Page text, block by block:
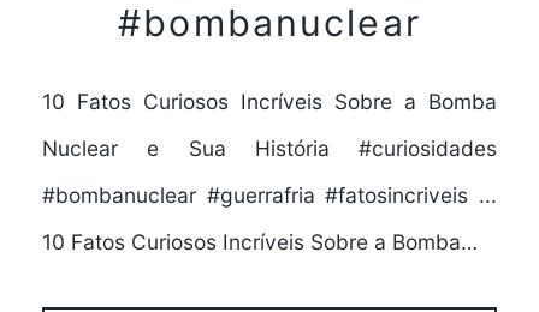
#bombanuclear
10 Fatos Curiosos Incríveis Sobre a Bomba
Nuclear e Sua História #curiosidades
#bombanuclear #guerrafria #fatosincriveis ...
10 Fatos Curiosos Incríveis Sobre a Bomba…